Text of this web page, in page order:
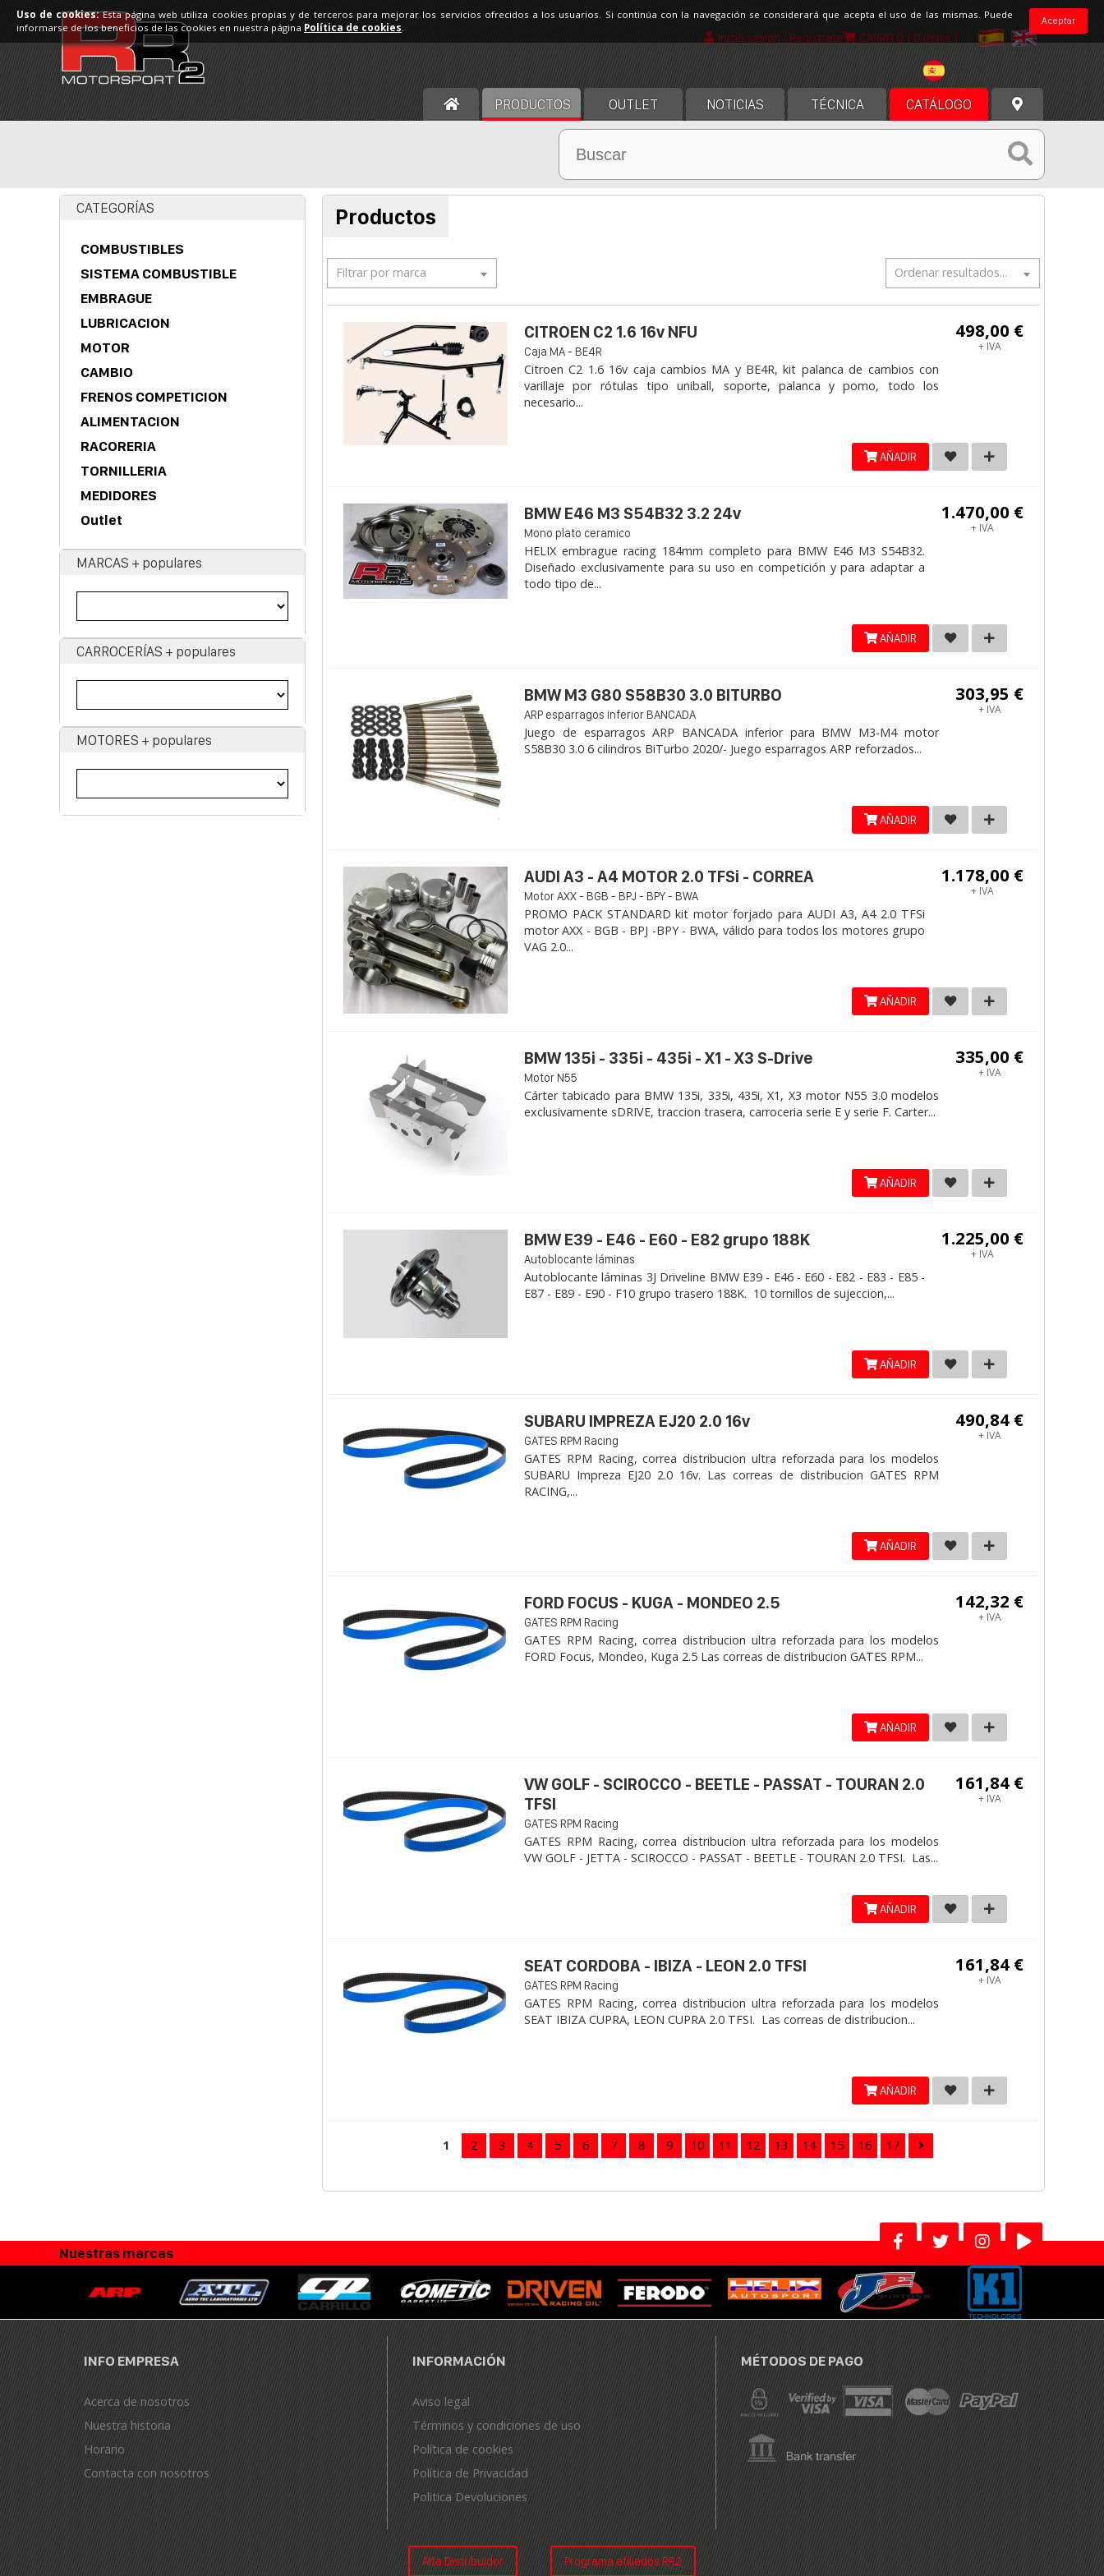
Inicia sesión / Regístrate CARRITO [ 0 items ]
PRODUCTOS OUTLET NOTICIAS TÉCNICA CATÁLOGO
CATEGORÍAS
COMBUSTIBLES
SISTEMA COMBUSTIBLE
EMBRAGUE
LUBRICACION
MOTOR
CAMBIO
FRENOS COMPETICION
ALIMENTACION
RACORERIA
TORNILLERIA
MEDIDORES
Outlet
MARCAS + populares
CARROCERÍAS + populares
MOTORES + populares
Productos
Filtrar por marca Ordenar resultados...
498,00 €
+ IVA
CITROEN C2 1.6 16v NFU
Caja MA - BE4R
Citroen C2 1.6 16v caja cambios MA y BE4R, kit palanca de cambios con
varillaje por rótulas tipo uniball, soporte, palanca y pomo, todo los
necesario...
AÑADIR
1.470,00 €
+ IVA
BMW E46 M3 S54B32 3.2 24v
Mono plato ceramico
HELIX embrague racing 184mm completo para BMW E46 M3 S54B32.
Diseñado exclusivamente para su uso en competición y para adaptar a
todo tipo de...
AÑADIR
303,95 €
+ IVA
BMW M3 G80 S58B30 3.0 BITURBO
ARP esparragos inferior BANCADA
Juego de esparragos ARP BANCADA inferior para BMW M3-M4 motor
S58B30 3.0 6 cilindros BiTurbo 2020/- Juego esparragos ARP reforzados...
AÑADIR
1.178,00 €
+ IVA
AUDI A3 - A4 MOTOR 2.0 TFSi - CORREA
Motor AXX - BGB - BPJ - BPY - BWA
PROMO PACK STANDARD kit motor forjado para AUDI A3, A4 2.0 TFSi
motor AXX - BGB - BPJ -BPY - BWA, válido para todos los motores grupo
VAG 2.0...
AÑADIR
335,00 €
+ IVA
BMW 135i - 335i - 435i - X1 - X3 S-Drive
Motor N55
Cárter tabicado para BMW 135i, 335i, 435i, X1, X3 motor N55 3.0 modelos
exclusivamente sDRIVE, traccion trasera, carroceria serie E y serie F. Carter...
AÑADIR
1.225,00 €
+ IVA
BMW E39 - E46 - E60 - E82 grupo 188K
Autoblocante láminas
Autoblocante láminas 3J Driveline BMW E39 - E46 - E60 - E82 - E83 - E85 -
E87 - E89 - E90 - F10 grupo trasero 188K. 10 tornillos de sujeccion,...
AÑADIR
490,84 €
+ IVA
SUBARU IMPREZA EJ20 2.0 16v
GATES RPM Racing
GATES RPM Racing, correa distribucion ultra reforzada para los modelos
SUBARU Impreza EJ20 2.0 16v. Las correas de distribucion GATES RPM
RACING,...
AÑADIR
142,32 €
+ IVA
FORD FOCUS - KUGA - MONDEO 2.5
GATES RPM Racing
GATES RPM Racing, correa distribucion ultra reforzada para los modelos
FORD Focus, Mondeo, Kuga 2.5 Las correas de distribucion GATES RPM...
AÑADIR
161,84 €
+ IVA
VW GOLF - SCIROCCO - BEETLE - PASSAT - TOURAN 2.0
TFSI
GATES RPM Racing
GATES RPM Racing, correa distribucion ultra reforzada para los modelos
VW GOLF - JETTA - SCIROCCO - PASSAT - BEETLE - TOURAN 2.0 TFSI. Las...
AÑADIR
161,84 €
+ IVA
SEAT CORDOBA - IBIZA - LEON 2.0 TFSI
GATES RPM Racing
GATES RPM Racing, correa distribucion ultra reforzada para los modelos
SEAT IBIZA CUPRA, LEON CUPRA 2.0 TFSI. Las correas de distribucion...
AÑADIR
1 2 3 4 5 6 7 8 9 10 11 12 13 14 15 16 17
Nuestras marcas
INFO EMPRESA
Acerca de nosotros
Nuestra historia
Horario
Contacta con nosotros
INFORMACIÓN
Aviso legal
Términos y condiciones de uso
Política de cookies
Política de Privacidad
Politica Devoluciones
MÉTODOS DE PAGO
Alta Distribuidor Programa afiliados RR2
Aceptar
Uso de cookies:Esta página web utiliza cookies propias y de terceros para mejorar los servicios ofrecidos a los usuarios. Si continúa con la navegación se considerará que acepta el uso de las mismas. Puede
informarse de los beneficios de las cookies en nuestra página Política de cookies.